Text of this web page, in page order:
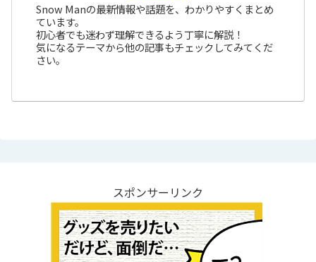
Snow Manの最新情報や話題を、わかりやすくまとめ
ています。
初心者でも迷わず理解できるよう丁寧に解説！
気になるテーマから他の記事もチェックしてみてくだ
さい。
スポンサーリンク